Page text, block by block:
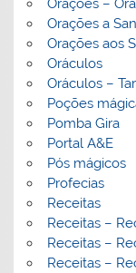
Orações –
Orações a
Orações aos
Oráculos
Oráculos –
Poções
Pomba Gira
Portal A&E
Pós mágicos
Profecias
Receitas
Receitas –
Receitas –
Receitas –